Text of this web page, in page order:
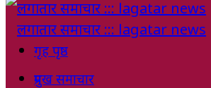
गृह पृष्ठ
प्रमुख समाचार